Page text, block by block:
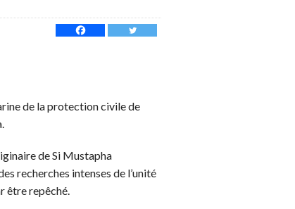
de la protection civile de
de Si Mustapha
recherches intenses de l’unité
être repêché.